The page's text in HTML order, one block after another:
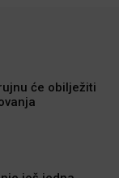
će obilježiti